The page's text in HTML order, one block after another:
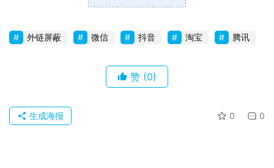
外链屏蔽 微信 抖音 淘宝 腾讯
赞 (0)
0 0
生成海报